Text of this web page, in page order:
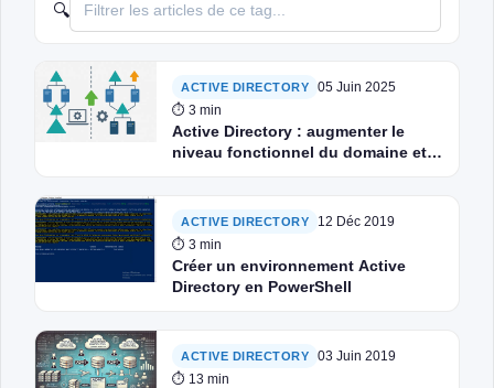
🔍
ACTIVE DIRECTORY
05 Juin 2025
⏱ 3 min
Active Directory : augmenter le
niveau fonctionnel du domaine et
ACTIVE DIRECTORY
12 Déc 2019
⏱ 3 min
Créer un environnement Active
Directory en PowerShell
ACTIVE DIRECTORY
03 Juin 2019
⏱ 13 min